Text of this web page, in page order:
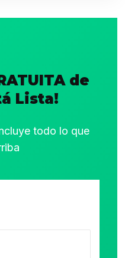
de
Lista!
todo lo que